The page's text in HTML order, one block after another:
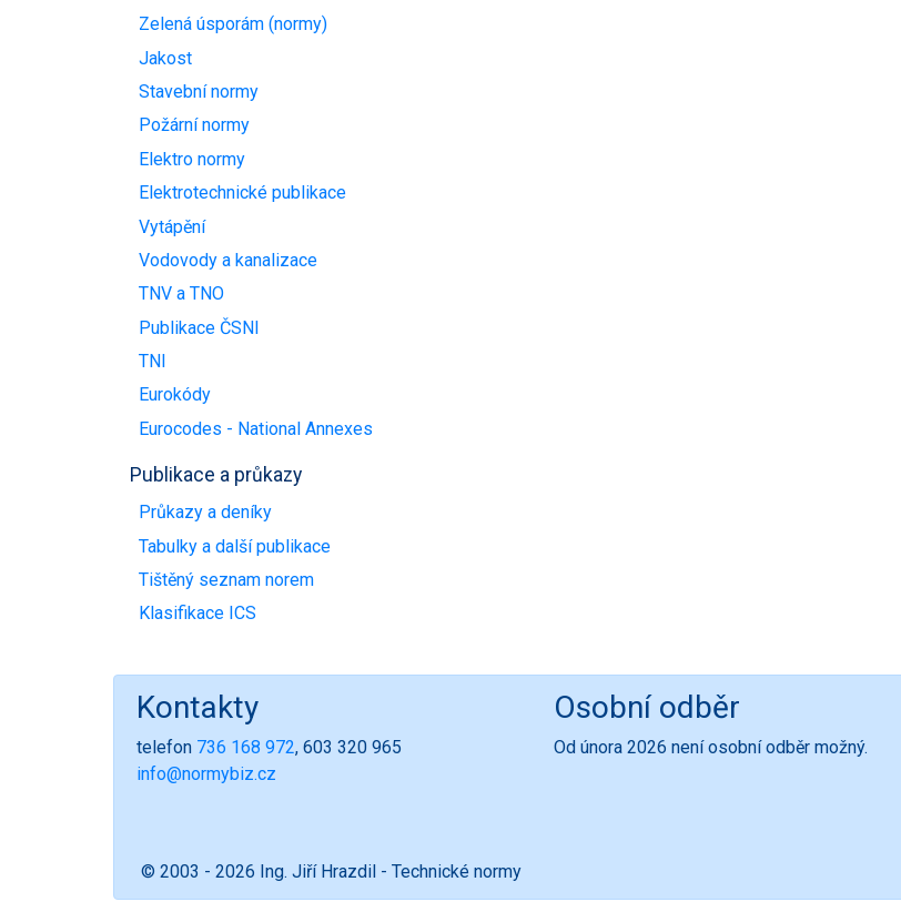
Zelená úsporám (normy)
Jakost
Stavební normy
Požární normy
Elektro normy
Elektrotechnické publikace
Vytápění
Vodovody a kanalizace
TNV a TNO
Publikace ČSNI
TNI
Eurokódy
Eurocodes - National Annexes
Publikace a průkazy
Průkazy a deníky
Tabulky a další publikace
Tištěný seznam norem
Klasifikace ICS
Kontakty
telefon 736 168 972, 603 320 965
info@normybiz.cz
Osobní odběr
Od února 2026 není osobní odběr možný.
© 2003 - 2026 Ing. Jiří Hrazdil - Technické normy